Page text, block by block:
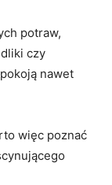
potraw,
czy
​nawet
więc‌ poznać